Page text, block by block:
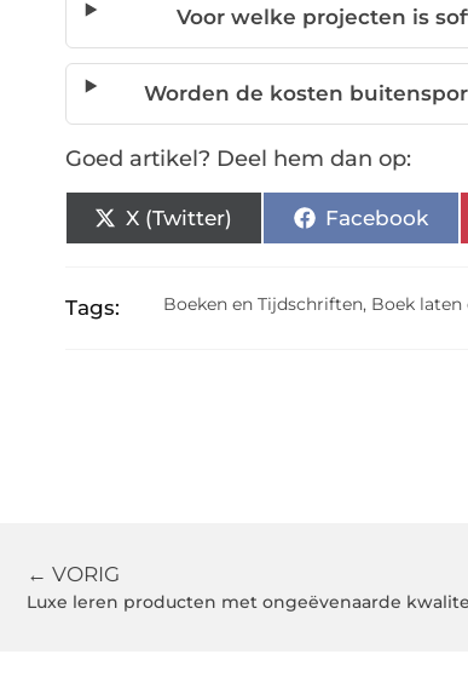
Voor welke projecten is
Worden de kosten
Goed artikel? Deel hem dan op:
X (Twitter) Facebook
Tags: Boeken en Tijdschriften, Boek laten
← VORIG
Luxe leren producten met ongeëvenaarde